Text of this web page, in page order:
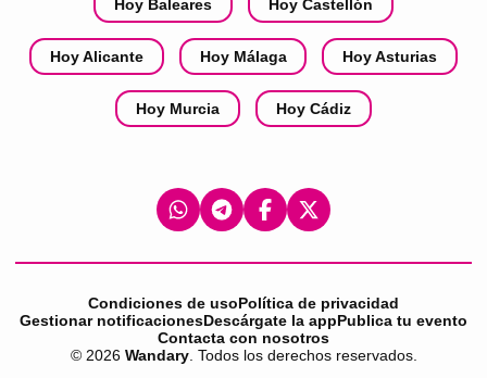
Hoy Baleares Hoy Castellón
Hoy Alicante Hoy Málaga Hoy Asturias
Hoy Murcia Hoy Cádiz
Condiciones de usoPolítica de privacidad
Gestionar notificacionesDescárgate la appPublica tu evento
Contacta con nosotros
© 2026 Wandary. Todos los derechos reservados.